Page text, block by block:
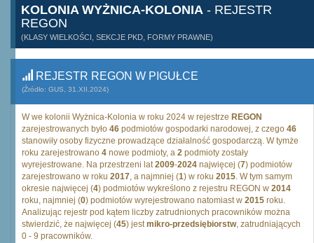
KOLONIA WYŻNICA-KOLONIA - REJESTR
REGON
(KLASY WIELKOŚCI, SEKCJE PKD, FORMY PRAWNE)
REJESTR REGON W PIGUŁCE
(Źródło: GUS, 31.XII.2024)
W we kolonii Wyżnica-Kolonia w roku 2024 w rejestrze REGON
zarejestrowanych było 46 podmiotów gospodarki narodowej, z czego 46
stanowiły osoby fizyczne prowadzące działalność gospodarczą. W tymże
roku zarejestrowano 4 nowe podmioty, a 2 podmioty zostały
wyrejestrowane. Na przestrzeni lat2009-2024 najwięcej (7) podmiotów
zarejestrowano w roku 2017, a najmniej (1) w roku 2015. W tym samym
okresie najwięcej (4) podmiotów wykreślono z rejestru REGON w 2014
roku, najmniej (0) podmiotów wyrejestrowano natomiast w 2015 roku.
Analizując rejestr pod kątem liczby zatrudnionych pracowników można
stwierdzić, że najwięcej (45) jestmikro-przedsiębiorstw, zatrudniających
0 - 9 pracowników.